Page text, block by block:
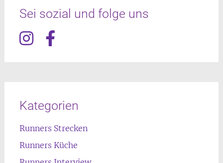
Sei sozial und folge uns
Kategorien
Runners Strecken
Runners Küche